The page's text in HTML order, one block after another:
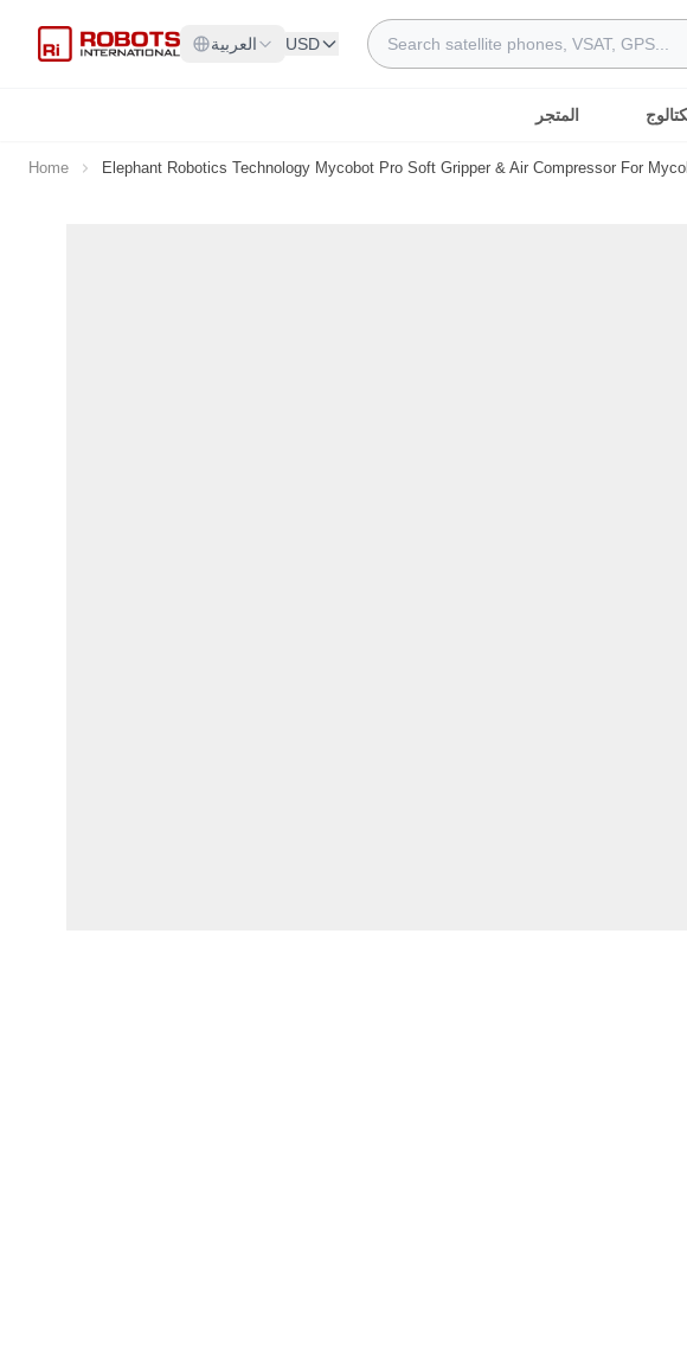
العربية USD
Search
المتجر
Home Elephant Robotics Technology Mycobot Pro Soft Gripper & Air Compressor For